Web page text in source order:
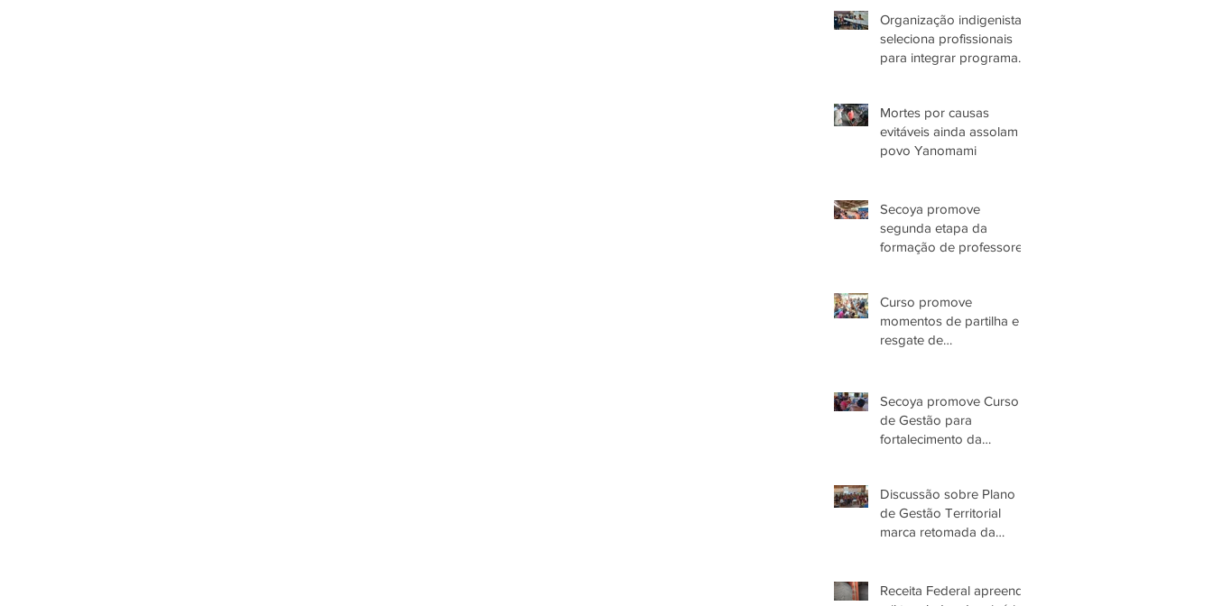
Organização indigenista
seleciona profissionais
para integrar programas
Mortes por causas
evitáveis ainda assolam
povo Yanomami
Secoya promove
segunda etapa da
formação de professores
Curso promove
momentos de partilha e
resgate de
Yanomami
Secoya promove Curso
de Gestão para
fortalecimento da
Discussão sobre Plano
de Gestão Territorial
marca retomada da
Receita Federal apreende